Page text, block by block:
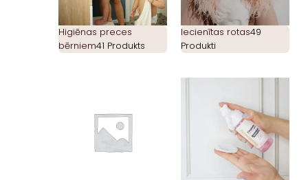
Higiēnas preces
bērniem41 Produkts
Iecienītas rotas49
Produkti